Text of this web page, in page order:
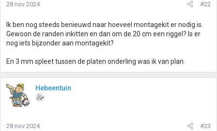
i
g
:
28 nov 2024 #22
Ik ben nog steeds benieuwd naar hoeveel montagekit er nodig is.
Gewoon de randen inkitten en dan om de 20 cm een riggel? Is er
nog iets bijzonder aan montagekit?
En 3 mm spleet tussen de platen onderling was ik van plan.
Hebeentuin
28 nov 2024 #23